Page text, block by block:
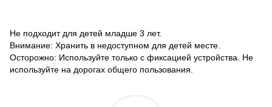
Не подходит для детей младше 3 лет.
Внимание: Хранить в недоступном для детей месте.
Осторожно: Используйте только с фиксацией устройства. Не
используйте на дорогах общего пользования.